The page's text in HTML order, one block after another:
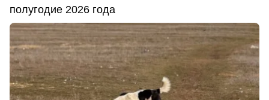
полугодие 2026 года